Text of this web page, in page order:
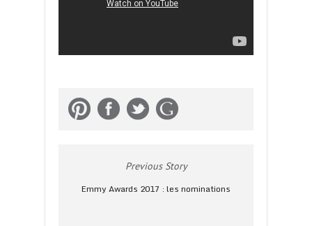
Previous Story
Emmy Awards 2017 : les nominations